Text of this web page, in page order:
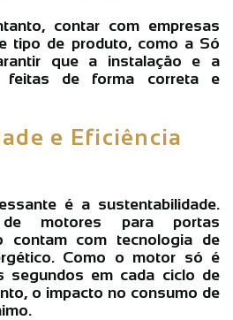
contar com empresas
tipo de produto, como a Só
que a instalação e a
feitas de forma correta e
e Eficiência
é a sustentabilidade.
de motores para portas
contam com tecnologia de
Como o motor só é
segundos em cada ciclo de
o impacto no consumo de